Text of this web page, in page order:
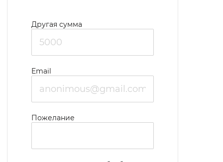
Для проживающих организовано
четырехразовое питание, для больных
сахарным диабетом питание
осуществляется пять раз в день.
В учреждении ведется активная работа по
организации досуга. Организуются
выездные экскурсии, проводятся
товарищеские матчи по игре в шахматы.
Другая сумма
Email
Пожелание